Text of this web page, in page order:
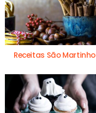
Receitas São Martinho